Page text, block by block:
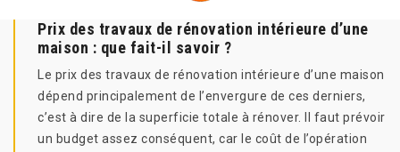
Prix des travaux de rénovation intérieure d’une
maison : que fait-il savoir ?
Le prix des travaux de rénovation intérieure d’une maison
dépend principalement de l’envergure de ces derniers,
c’est à dire de la superficie totale à rénover. Il faut prévoir
un budget assez conséquent, car le coût de l’opération